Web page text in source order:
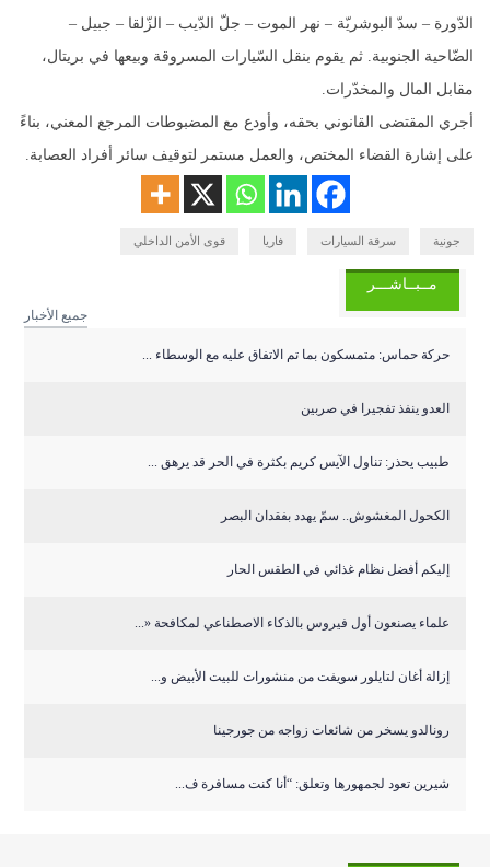
الدّورة – سدّ البوشريّة – نهر الموت – جلّ الدّيب – الزّلقا – جبيل –
الضّاحية الجنوبية. ثم يقوم بنقل السّيارات المسروقة وبيعها في بريتال،
مقابل المال والمخدّرات.
أجري المقتضى القانوني بحقه، وأودع مع المضبوطات المرجع المعني، بناءً
على إشارة القضاء المختص، والعمل مستمر لتوقيف سائر أفراد العصابة.
جونية سرقة السيارات فاريا قوى الأمن الداخلي
مــبــاشـــر
جميع الأخبار
حركة حماس: متمسكون بما تم الاتفاق عليه مع الوسطاء ...
العدو ينفذ تفجيرا في صربين
طبيب يحذر: تناول الآيس كريم بكثرة في الحر قد يرهق ...
الكحول المغشوش.. سمّ يهدد بفقدان البصر
إليكم أفضل نظام غذائي في الطقس الحار
علماء يصنعون أول فيروس بالذكاء الاصطناعي لمكافحة «...
إزالة أغان لتايلور سويفت من منشورات للبيت الأبيض و...
رونالدو يسخر من شائعات زواجه من جورجينا
شيرين تعود لجمهورها وتعلق: “أنا كنت مسافرة ف...